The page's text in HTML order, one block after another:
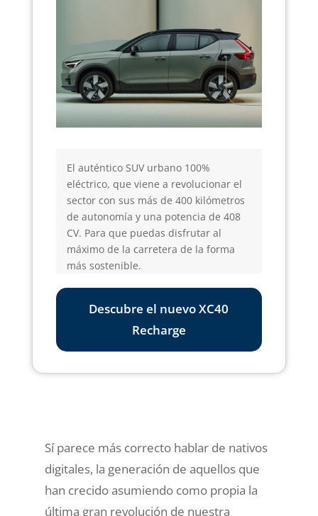
El auténtico SUV urbano 100%
eléctrico, que viene a revolucionar el
sector con sus más de 400 kilómetros
de autonomía y una potencia de 408
CV. Para que puedas disfrutar al
máximo de la carretera de la forma
más sostenible.
Descubre el nuevo XC40
Recharge
Sí parece más correcto hablar de nativos
digitales, la generación de aquellos que
han crecido asumiendo como propia la
última gran revolución de nuestra